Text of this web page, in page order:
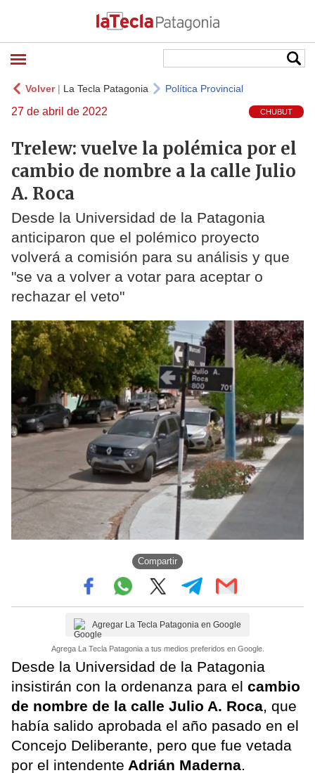
Volver| La Tecla Patagonia Política Provincial
27 de abril de 2022 CHUBUT
Trelew: vuelve la polémica por el
cambio de nombre a la calle Julio
A. Roca
Desde la Universidad de la Patagonia
anticiparon que el polémico proyecto
volverá a comisión para su análisis y que
"se va a volver a votar para aceptar o
rechazar el veto"
Compartir
Agregar La Tecla Patagonia en Google
Agrega La Tecla Patagonia a tus medios preferidos en Google.
Desde la Universidad de la Patagonia
insistirán con la ordenanza para el cambio
de nombre de la calle Julio A. Roca, que
había salido aprobada el año pasado en el
Concejo Deliberante, pero que fue vetada
por el intendente Adrián Maderna.